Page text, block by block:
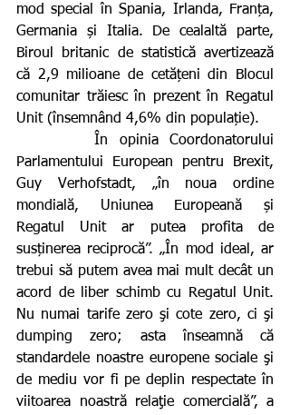
mod special în Spania, Irlanda, Franța,
Germania și Italia. De cealaltă parte,
Biroul britanic de statistică avertizează
că 2,9 milioane de cetățeni din Blocul
comunitar trăiesc în prezent în Regatul
Unit (însemnând 4,6% din populație).
       În opinia Coordonatorului
Parlamentului European pentru Brexit,
Guy Verhofstadt, „în noua ordine
mondială, Uniunea Europeană și
Regatul Unit ar putea profita de
susținerea reciprocă”. „În mod ideal, ar
trebui să putem avea mai mult decât un
acord de liber schimb cu Regatul Unit.
Nu numai tarife zero şi cote zero, ci şi
dumping zero; asta înseamnă că
standardele noastre europene sociale şi
de mediu vor fi pe deplin respectate în
viitoarea noastră relaţie comercială”, a